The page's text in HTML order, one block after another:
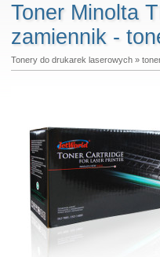
Toner Minolta
zamiennik -
Tonery do drukarek laserowych»